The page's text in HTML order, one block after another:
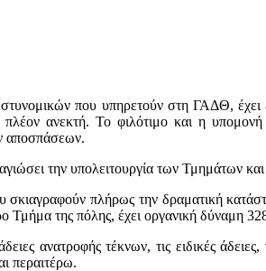
που υπηρετούν στη ΓΑΔΘ, έχει
ανεκτή. Το φιλότιμο και η
αποσπάσεων.
την υπολειτουργία των Τμημάτων
πλήρως την δραματική
της πόλης, έχει οργανική δύναμη
ανατροφής τέκνων, τις ειδικές
περαιτέρω.